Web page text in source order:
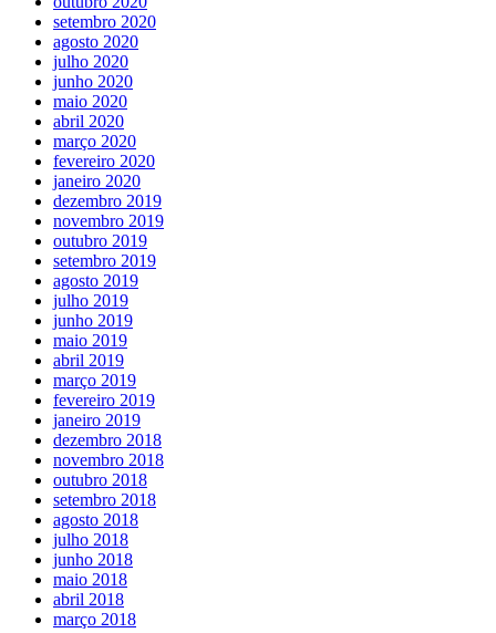
setembro 2020
agosto 2020
julho 2020
junho 2020
maio 2020
abril 2020
março 2020
fevereiro 2020
janeiro 2020
dezembro 2019
novembro 2019
outubro 2019
setembro 2019
agosto 2019
julho 2019
junho 2019
maio 2019
abril 2019
março 2019
fevereiro 2019
janeiro 2019
dezembro 2018
novembro 2018
outubro 2018
setembro 2018
agosto 2018
julho 2018
junho 2018
maio 2018
abril 2018
março 2018